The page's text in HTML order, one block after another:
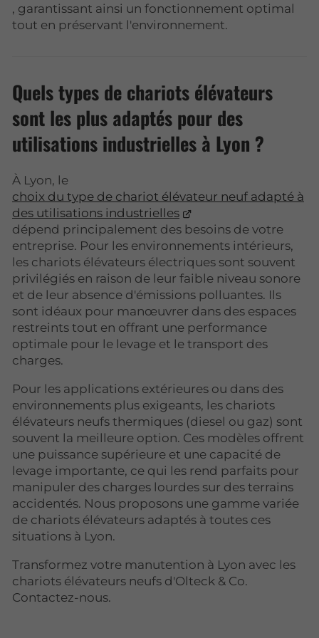
, garantissant ainsi un fonctionnement optimal
tout en préservant l'environnement.
Quels types de chariots élévateurs
sont les plus adaptés pour des
utilisations industrielles à Lyon ?
À Lyon, le
choix du type de chariot élévateur neuf adapté à
des utilisations industrielles
dépend principalement des besoins de votre
entreprise. Pour les environnements intérieurs,
les chariots élévateurs électriques sont souvent
privilégiés en raison de leur faible niveau sonore
et de leur absence d'émissions polluantes. Ils
sont idéaux pour manœuvrer dans des espaces
restreints tout en offrant une performance
optimale pour le levage et le transport des
charges.
Pour les applications extérieures ou dans des
environnements plus exigeants, les chariots
élévateurs neufs thermiques (diesel ou gaz) sont
souvent la meilleure option. Ces modèles offrent
une puissance supérieure et une capacité de
levage importante, ce qui les rend parfaits pour
manipuler des charges lourdes sur des terrains
accidentés. Nous proposons une gamme variée
de chariots élévateurs adaptés à toutes ces
situations à Lyon.
Transformez votre manutention à Lyon avec les
chariots élévateurs neufs d'Olteck & Co.
Contactez-nous.